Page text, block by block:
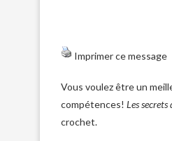
Imprimer ce message
Vous voulez être un
compétences! Les
crochet.